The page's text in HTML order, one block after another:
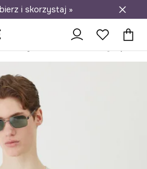
do salonów
i skorzystaj »